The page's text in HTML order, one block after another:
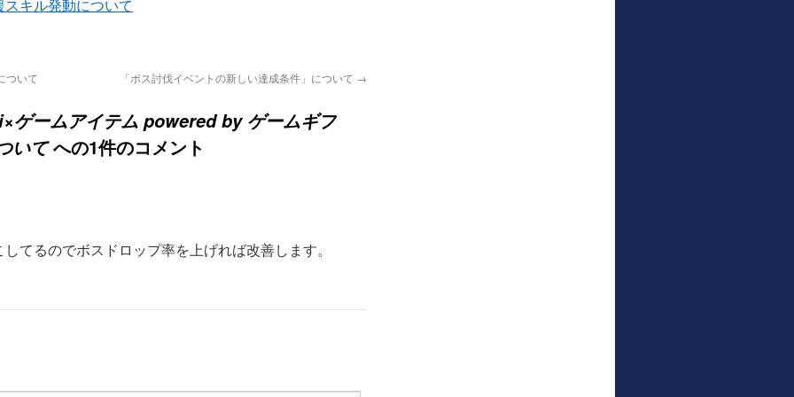
キル発動について
ついて 「ボス討伐イベントの新しい達成条件」について →
ゲームアイテム powered by ゲームギフ
いてへの1件のコメント
てるのでボスドロップ率を上げれば改善します。